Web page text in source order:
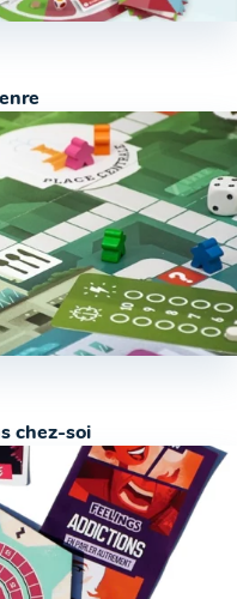
chez-soi